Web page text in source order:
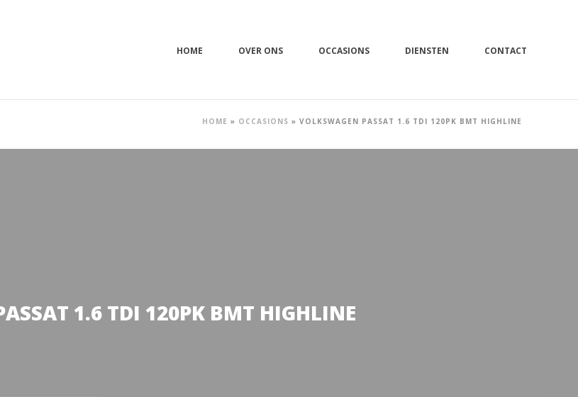
HOME OVER ONS OCCASIONS DIENSTEN CONTACT
HOME » OCCASIONS » VOLKSWAGEN PASSAT 1.6 TDI 120PK BMT HIGHLINE
1.6 TDI 120PK BMT HIGHLINE